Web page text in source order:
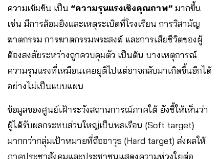
ความเข้มข้น เป็น “ความรุนแรงเชิงคุณภาพ” มากขึ้น
เช่น มีการล้อมยิงและเหตุระเบิดที่โรงเรียน การวิสามัญ
ฆาตกรรม การฆาตกรรมพระสงฆ์ และการเสียชีวิตของผู้
ต้องสงสัยระหว่างถูกควบคุมตัว เป็นต้น บางเหตุการณ์
ความรุนแรงที่เหมือนเคยยุติไปแต่อาจกลับมาเกิดขึ้นอีกได้
อย่างไม่เป็นแบบแผน
ข้อมูลของศูนย์เฝ้าระวังสถานการณ์ภาคใต้ ยังชี้ให้เห็นว่า
ผู้ได้รับผลกระทบส่วนใหญ่เป็นพลเรือน (Soft target)
มากกว่ากลุ่มเป้าหมายที่ถืออาวุธ (Hard target) ส่งผลให้
ภาคประชาสังคมและประชาชนแสดงความห่วงใยต่อ